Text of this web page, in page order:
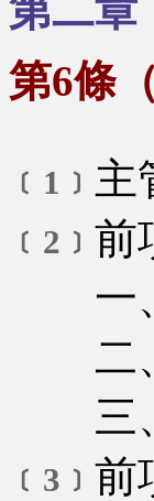
第二
第6條
﹝1﹞ 主
﹝2﹞ 前
一、
二、
三、
﹝3﹞ 前